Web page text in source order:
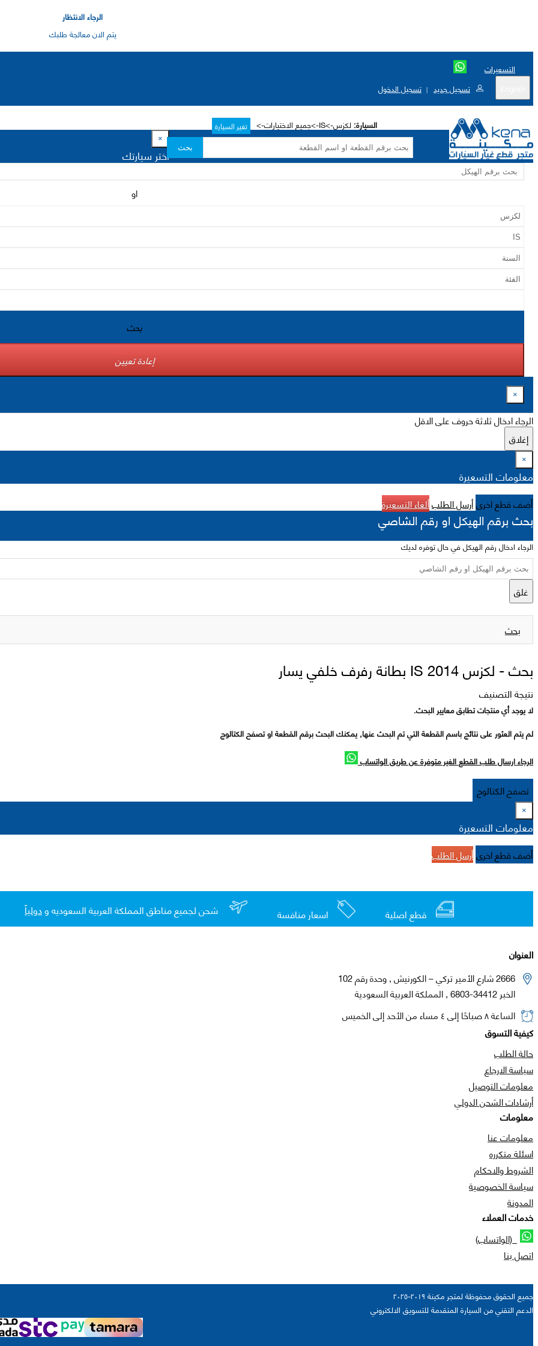
الرجاء الانتظار
يتم الان معالجة طلبك
التسعيرات
تسجيل جديد | تسجيل الدخول
السيارة: لكزس->IS->جميع الاختيارات-> تغير السيارة
بحث
×
اختر سيارتك
او
بحث
إعادة تعيين
×
الرجاء ادخال ثلاثة حروف على الاقل
إغلاق
×
معلومات التسعيرة
أضف قطع اخرىأرسل الطلبألغاء التسعيرة
بحث برقم الهيكل او رقم الشاصي
الرجاء ادخال رقم الهيكل في حال توفره لديك
غلق
بحث
بحث - لكزس 2014 IS بطانة رفرف خلفي يسار
نتيجة التصنيف
لا يوجد أي منتجات تطابق معايير البحث.
لم يتم العثور على نتائج باسم القطعة التي تم البحث عنها, يمكنك البحث برقم القطعة او تصفح الكتالوج
الرجاء ارسال طلب القطع الغير متوفرة عن طريق الواتساب
تصفح الكتالوج
×
معلومات التسعيرة
أضف قطع اخرىأرسل الطلب
قطع اصلية اسعار منافسة شحن لجميع مناطق المملكة العربية السعوديه ودولياً
العنوان
2666 شارع الأمير تركي – الكورنيش , وحدة رقم 102
الخبر 34412-6803 , المملكة العربية السعودية
الساعة ٨ صباحًا إلى ٤ مساء من الأحد إلى الخميس
كيفية التسوق
حالة الطلب
سياسة الارجاع
معلومات التوصيل
أرشادات الشحن الدولي
معلومات
معلومات عنا
اسئلة متكرره
الشروط والاحكام
سياسة الخصوصية
المدونة
خدمات العملاء
(الواتساب)
اتصل بنا
جميع الحقوق محفوظة لمتجر مكينة ٢٠١٩-٢٠٢٥
الدعم التقني من السيارة المتقدمة للتسويق الالكتروني